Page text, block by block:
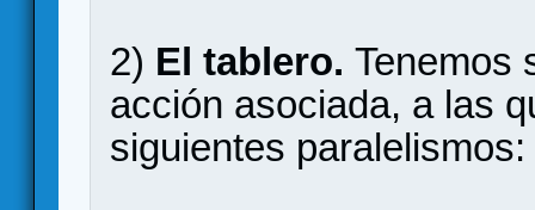
2) El tablero. Tenemos
acción asociada, a las
siguientes paralelismos: